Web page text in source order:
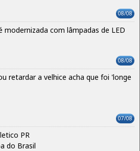
08/08
modernizada com lâmpadas de LED
08/08
retardar a velhice acha que foi 'longe
07/08
PR
do Brasil